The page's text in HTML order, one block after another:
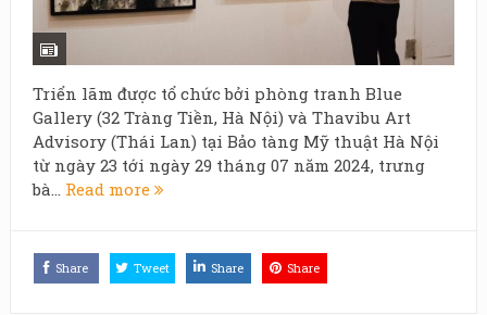
Triển lãm được tổ chức bởi phòng tranh Blue
Gallery (32 Tràng Tiền, Hà Nội) và Thavibu Art
Advisory (Thái Lan) tại Bảo tàng Mỹ thuật Hà Nội
từ ngày 23 tới ngày 29 tháng 07 năm 2024, trưng
bà... Read more
Share Tweet Share Share